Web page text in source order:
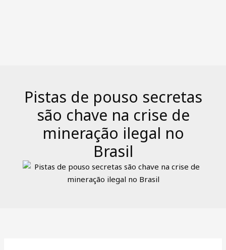
Pistas de pouso secretas
são chave na crise de
mineração ilegal no
Brasil